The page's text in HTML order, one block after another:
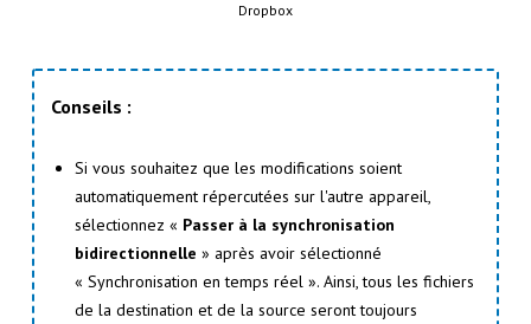
Dropbox
Conseils :
Si vous souhaitez que les modifications soient
automatiquement répercutées sur l'autre appareil,
sélectionnez « Passer à la synchronisation
bidirectionnelle » après avoir sélectionné
« Synchronisation en temps réel ». Ainsi, tous les fichiers
de la destination et de la source seront toujours